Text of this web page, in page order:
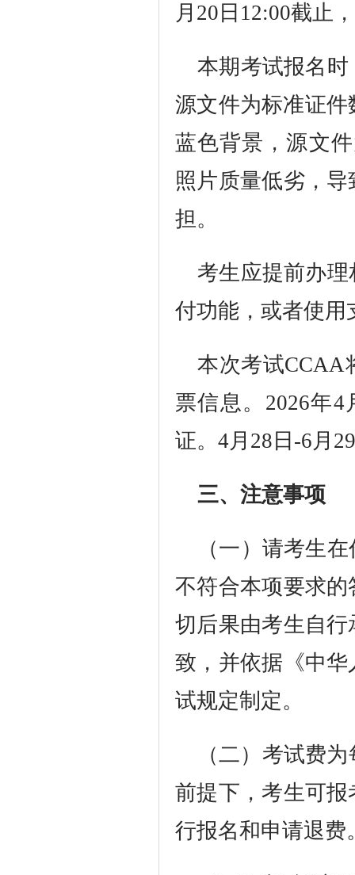
月20日12:00截止
本期考试报名
源文件为标准证件
蓝色背景，源文
照片质量低劣，
担。
考生应提前办
付功能，或者使用
本次考试CCAA
票信息。2026年
证。4月28日-6月
三、注意事项
（一）请考生
不符合本项要求
切后果由考生自
致，并依据《中
试规定制定。
（二）考试费
前提下，考生可
行报名和申请退费